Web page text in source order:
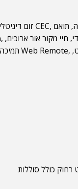
תואם CEC,זום
חיי מקור אור ארוכים,
Web Remote,
כולל סוללות